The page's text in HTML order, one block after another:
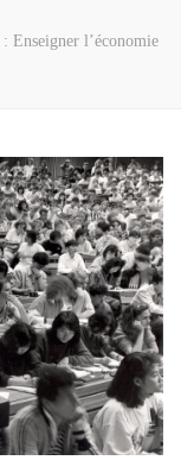
Enseigner l’économie